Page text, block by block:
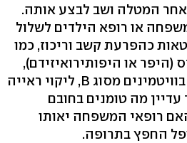
המטלה ושב לבצע אותה.
או רופא הילדים לשלול
כהפרעת קשב וריכוז, כמו
או היפותירואיזידם),
צליאק, אנמיה, מחסור בוויטמינים מסוג B, ליקוי ראייה
עדיין מה טומנים בחובם
רופאי המשפחה יאותו
החפץ בתרופה.